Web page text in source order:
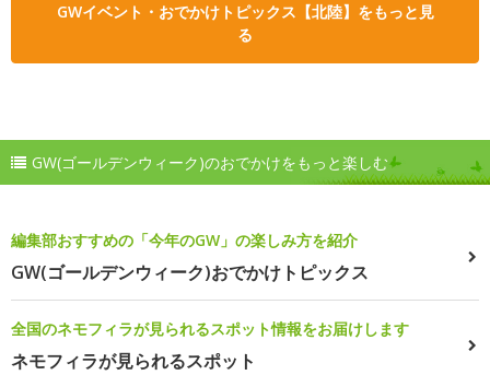
GWイベント・おでかけトピックス【北陸】をもっと見
る
GW(ゴールデンウィーク)のおでかけをもっと楽しむ
編集部おすすめの「今年のGW」の楽しみ方を紹介
GW(ゴールデンウィーク)おでかけトピックス
全国のネモフィラが見られるスポット情報をお届けします
ネモフィラが見られるスポット